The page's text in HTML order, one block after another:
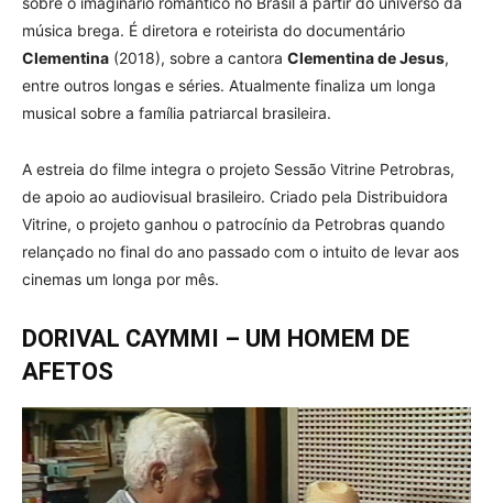
música brega. É diretora e roteirista do documentário
Clementina (2018), sobre a cantora Clementina de Jesus,
entre outros longas e séries. Atualmente finaliza um longa
musical sobre a família patriarcal brasileira.
A estreia do filme integra o projeto Sessão Vitrine Petrobras,
de apoio ao audiovisual brasileiro. Criado pela Distribuidora
Vitrine, o projeto ganhou o patrocínio da Petrobras quando
relançado no final do ano passado com o intuito de levar aos
cinemas um longa por mês.
DORIVAL CAYMMI – UM HOMEM DE
AFETOS